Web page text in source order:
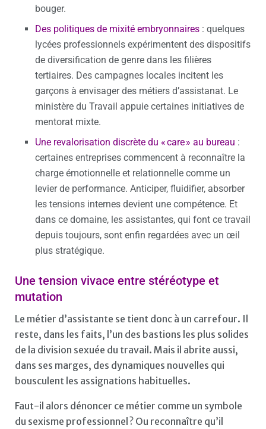
bouger.
Des politiques de mixité embryonnaires : quelques
lycées professionnels expérimentent des dispositifs
de diversification de genre dans les filières
tertiaires. Des campagnes locales incitent les
garçons à envisager des métiers d’assistanat. Le
ministère du Travail appuie certaines initiatives de
mentorat mixte.
Une revalorisation discrète du « care » au bureau :
certaines entreprises commencent à reconnaître la
charge émotionnelle et relationnelle comme un
levier de performance. Anticiper, fluidifier, absorber
les tensions internes devient une compétence. Et
dans ce domaine, les assistantes, qui font ce travail
depuis toujours, sont enfin regardées avec un œil
plus stratégique.
Une tension vivace entre stéréotype et
mutation
Le métier d’assistante se tient donc à un carrefour. Il
reste, dans les faits, l’un des bastions les plus solides
de la division sexuée du travail. Mais il abrite aussi,
dans ses marges, des dynamiques nouvelles qui
bousculent les assignations habituelles.
Faut-il alors dénoncer ce métier comme un symbole
du sexisme professionnel ? Ou reconnaître qu’il